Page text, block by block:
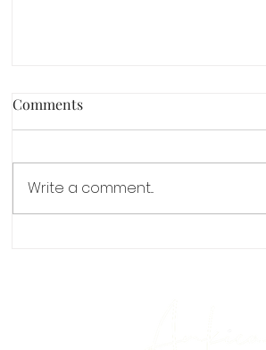
Comments
Write a comment...